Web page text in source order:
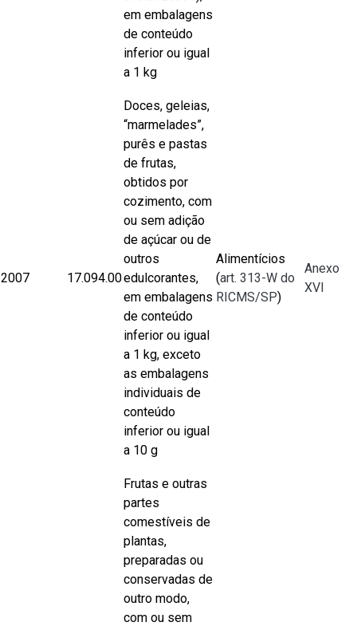
em embalagens
de conteúdo
inferior ou igual
a 1 kg
2007 17.094.00
Doces, geleias,
“marmelades”,
purês e pastas
de frutas,
obtidos por
cozimento, com
ou sem adição
de açúcar ou de
outros
edulcorantes,
em embalagens
de conteúdo
inferior ou igual
a 1 kg, exceto
as embalagens
individuais de
conteúdo
inferior ou igual
a 10 g
Alimentícios
(art. 313-W do
RICMS/SP)
Anexo
XVI
Frutas e outras
partes
comestíveis de
plantas,
preparadas ou
conservadas de
outro modo,
com ou sem